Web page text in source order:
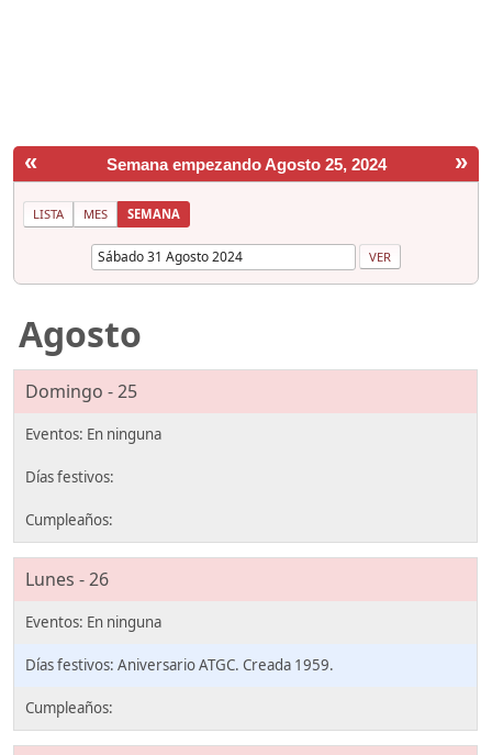
« »
Semana empezando Agosto 25, 2024
LISTA MES SEMANA
Agosto
Domingo - 25
Lunes - 26
Aniversario ATGC. Creada 1959.